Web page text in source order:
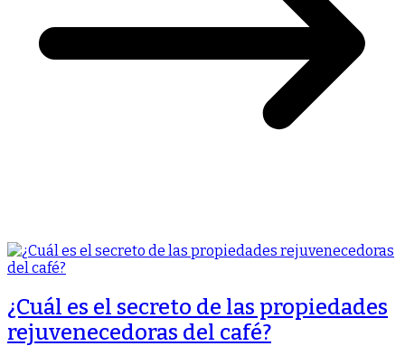
¿Cuál es el secreto de las propiedades
rejuvenecedoras del café?